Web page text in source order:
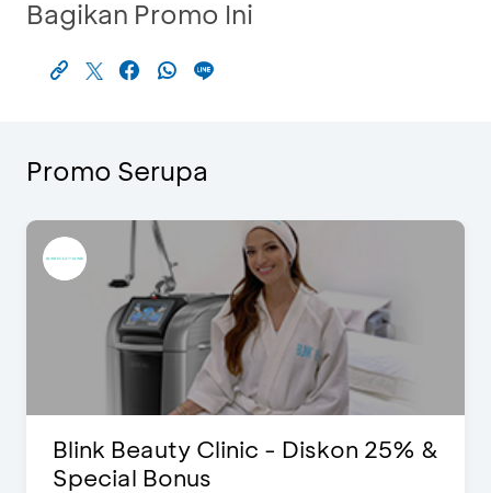
Bagikan Promo Ini
Promo Serupa
Blink Beauty Clinic - Diskon 25% &
Special Bonus